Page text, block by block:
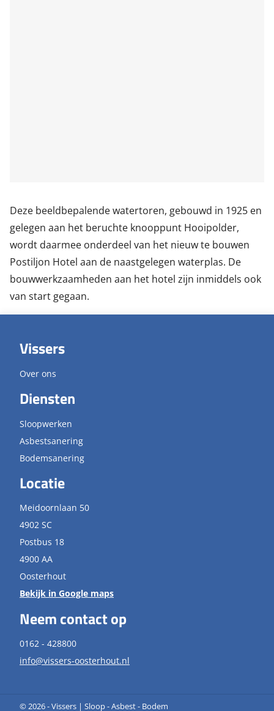
Deze beeldbepalende watertoren, gebouwd in 1925 en
gelegen aan het beruchte knooppunt Hooipolder,
wordt daarmee onderdeel van het nieuw te bouwen
Postiljon Hotel aan de naastgelegen waterplas. De
bouwwerkzaamheden aan het hotel zijn inmiddels ook
van start gegaan.
Vissers
Over ons
Diensten
Sloopwerken
Asbestsanering
Bodemsanering
Locatie
Meidoornlaan 50
4902 SC
Postbus 18
4900 AA
Oosterhout
Bekijk in Google maps
Neem contact op
0162 - 428800
info@vissers-oosterhout.nl
© 2026 - Vissers | Sloop - Asbest - Bodem